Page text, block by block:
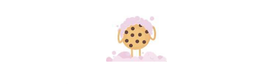
Granit Bleu - Eau de Toilette 50 ml